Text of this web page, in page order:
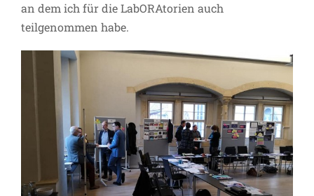
an dem ich für die LabORAtorien auch
teilgenommen habe.